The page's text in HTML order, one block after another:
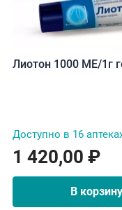
Лиотон 1000 МЕ/1г
Доступно в 16
1 420,00 ₽
В корзину